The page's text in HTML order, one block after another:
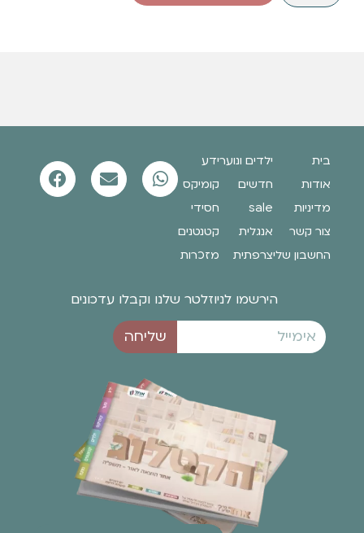
בית
אודות
מדיניות
צור קשר
החשבון שלי
ילדים ונוער
חדשים
sale
אנגלית
צרפתית
ידע
קומיקס
חסידי
קטנטנים
מזכרות
הירשמו לניוזלטר שלנו וקבלו עדכונים
שליחה